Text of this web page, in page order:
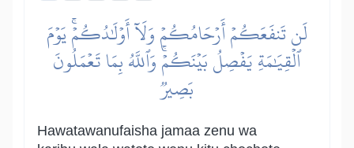
لَن تَنفَعَكُمۡ أَرۡحَامُكُمۡ وَلَآ أَوۡلَٰدُكُمۡۚ يَوۡمَ
ٱلۡقِيَٰمَةِ يَفۡصِلُ بَيۡنَكُمۡۚ وَٱللَّهُ بِمَا تَعۡمَلُونَ
بَصِيرٞ
Hawatawanufaisha jamaa zenu wa